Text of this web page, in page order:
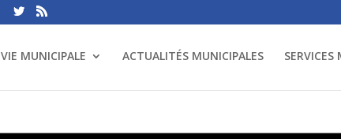
VIE MUNICIPALE ACTUALITÉS MUNICIPALES